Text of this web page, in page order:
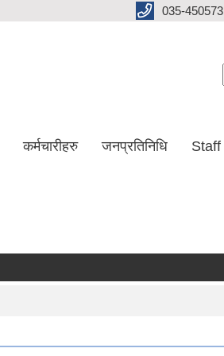
035-450573
कर्मचारीहरु जनप्रतिनिधि Staff